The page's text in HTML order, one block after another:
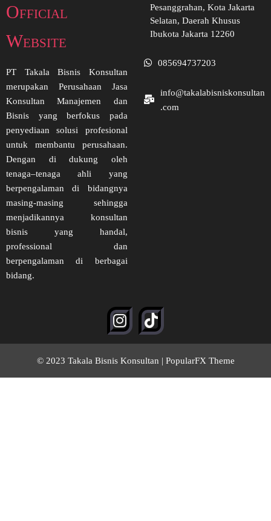
Official
Website
PT Takala Bisnis Konsultan
merupakan Perusahaan Jasa
Konsultan Manajemen dan
Bisnis yang berfokus pada
penyediaan solusi profesional
untuk membantu perusahaan.
Dengan di dukung oleh
tenaga–tenaga ahli yang
berpengalaman di bidangnya
masing-masing sehingga
menjadikannya konsultan
bisnis yang handal,
professional dan
berpengalaman di berbagai
bidang.
Pesanggrahan, Kota Jakarta
Selatan, Daerah Khusus
Ibukota Jakarta 12260
085694737203
info@takalabisniskonsultan
.com
© 2023 Takala Bisnis Konsultan | PopularFX Theme